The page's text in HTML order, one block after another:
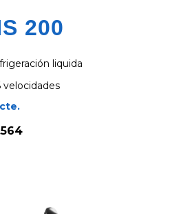
200
liquida
velocidades